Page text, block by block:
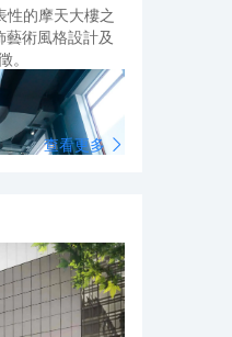
的摩天大樓之
術風格設計及
。
查看更多